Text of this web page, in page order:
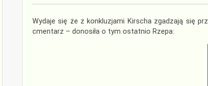
Wydaje się że z konkluzjami Kirscha zgadzają się
cmentarz – donosiła o tym ostatnio Rzepa: